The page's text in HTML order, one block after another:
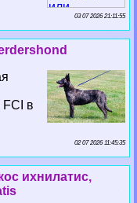
03 07 2026 21:11:55
FCI в
02 07 2026 11:45:35
ихнилатис,